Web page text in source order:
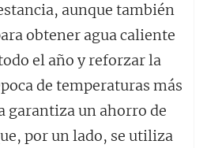
aunque también
obtener agua caliente
el año y reforzar la
de temperaturas más
garantiza un ahorro de
por un lado, se utiliza